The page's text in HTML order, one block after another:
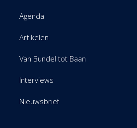
Agenda
Artikelen
Van Bundel tot Baan
Interviews
Nieuwsbrief